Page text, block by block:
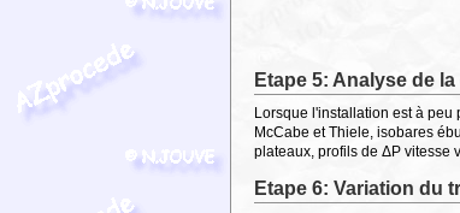
Etape 5: Analyse de
Lorsque l'installation est à
McCabe et Thiele, isobares
plateaux, profils de ΔP vitesse
Etape 6: Variation du